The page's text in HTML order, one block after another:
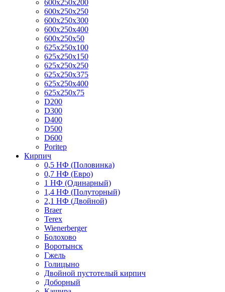
600x250x200
600x250x250
600x250x300
600x250x400
600x250x50
625x250x100
625x250x150
625x250x250
625x250x375
625x250x400
625x250x75
D200
D300
D400
D500
D600
Poritep
Кирпич
0,5 НФ (Половинка)
0,7 НФ (Евро)
1 НФ (Одинарный)
1,4 НФ (Полуторный)
2,1 НФ (Двойной)
Braer
Terex
Wienerberger
Болохово
Воротынск
Гжель
Голицыно
Двойной пустотелый кирпич
Доборный